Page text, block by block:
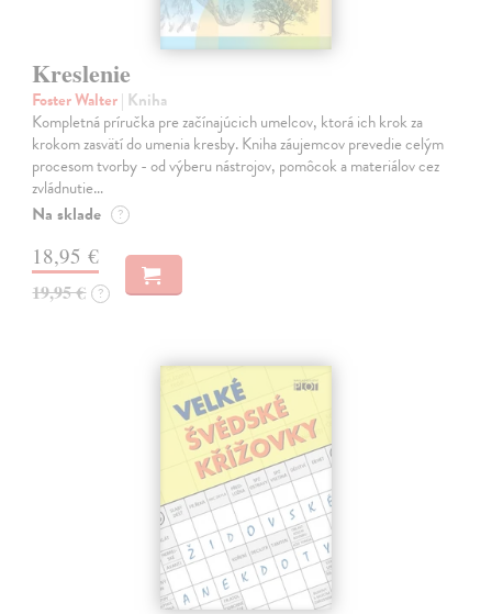
Kreslenie
Foster Walter| Kniha
Kompletná príručka pre začínajúcich umelcov, ktorá ich krok za
krokom zasvätí do umenia kresby. Kniha záujemcov prevedie celým
procesom tvorby - od výberu nástrojov, pomôcok a materiálov cez
zvládnutie…
Na sklade ?
18,95 €
19,95 € ?